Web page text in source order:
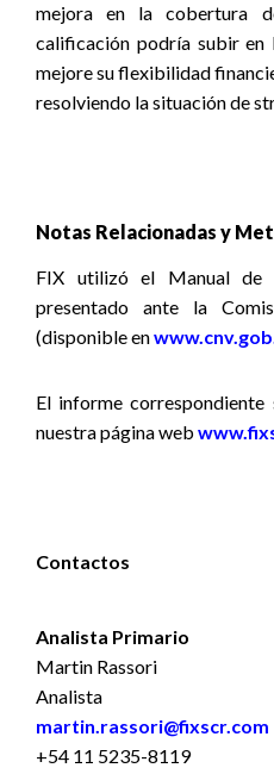
mejora en la cobertura
calificación podría subir en
mejore su flexibilidad
resolviendo la situación de
Notas Relacionadas y
FIX utilizó el Manual de
presentado ante la
(disponible en
El informe correspondiente
nuestra página web
Contactos
Analista Primario
Martin Rassori
Analista
martin.rassori@fixscr.com
+54 11 5235-8119